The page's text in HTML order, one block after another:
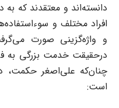
دانسته‌اند و معتقدند که
افراد مختلف و
و واژه‌گزینی صورت
چنان‌‌که علی‌‌اصغر حکمت،
است: